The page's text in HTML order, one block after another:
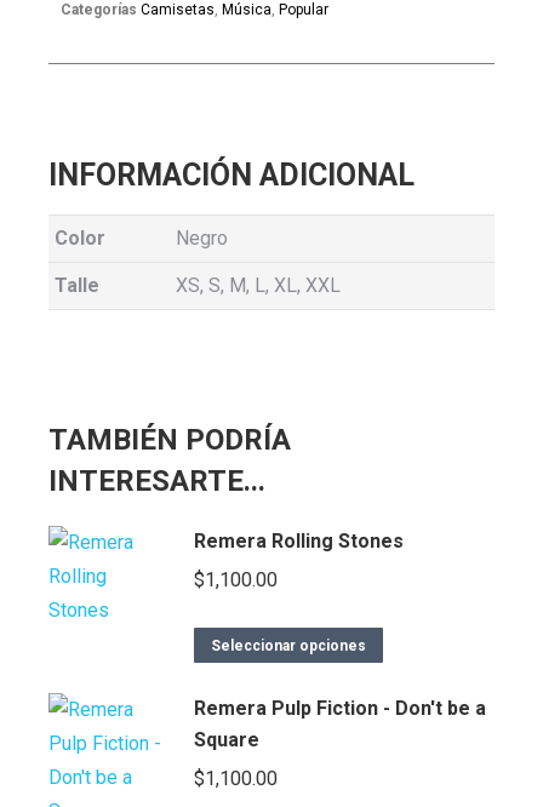
Categorías Camisetas, Música, Popular
INFORMACIÓN ADICIONAL
Color Negro
Talle XS, S, M, L, XL, XXL
TAMBIÉN PODRÍA
INTERESARTE...
Remera Rolling Stones
$1,100.00
Seleccionar opciones
Remera Pulp Fiction - Don't be a
Square
$1,100.00